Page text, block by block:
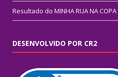
Resultado do MINHA RUA NA COPA
DESENVOLVIDO POR CR2